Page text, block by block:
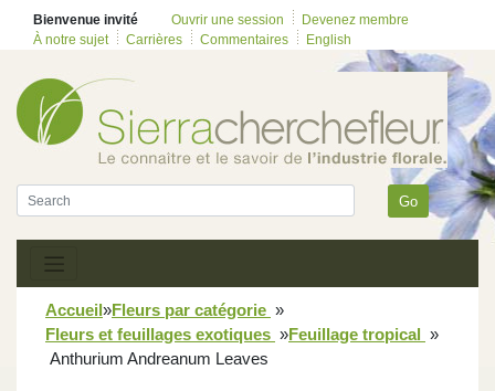
Bienvenue invité Ouvrir une session
Devenez membre
À notre sujet
Carrières Commentaires English
Go
Accueil»Fleurs par catégorie »
Fleurs et feuillages exotiques »Feuillage tropical »
Anthurium Andreanum Leaves